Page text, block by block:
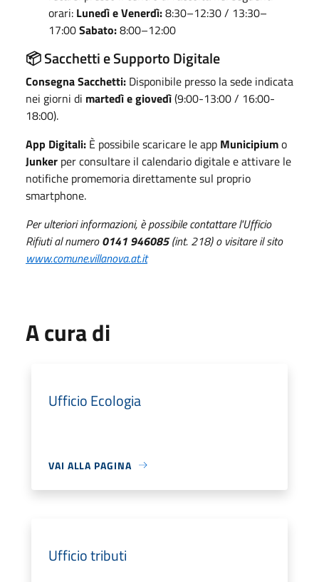
orari: Lunedì e Venerdì:8:30–12:30 / 13:30–
17:00Sabato:8:00–12:00
📦 Sacchetti e Supporto Digitale
Consegna Sacchetti: Disponibile presso la sede indicata
nei giorni di martedì e giovedì(9:00-13:00 / 16:00-
18:00).
App Digitali: È possibile scaricare le app Municipiumo
Junker per consultare il calendario digitale e attivare le
notifiche promemoria direttamente sul proprio
smartphone.
Per ulteriori informazioni, è possibile contattare l'Ufficio
Rifiuti al numero0141 946085(int. 218) o visitare il sito
www.comune.villanova.at.it
A cura di
Ufficio Ecologia
VAI ALLA PAGINA
Ufficio tributi